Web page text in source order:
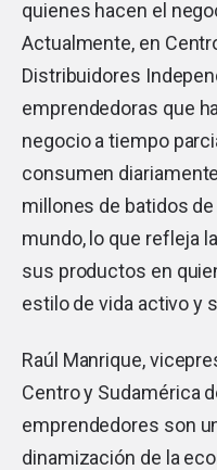
quienes hacen el
Actualmente, en
Distribuidores
emprendedoras que
negocio a tiempo
consumen
millones de batidos
mundo, lo que refleja
sus productos en
estilo de vida activo y
Raúl Manrique,
Centro y Sudamérica
emprendedores son
dinamización de la